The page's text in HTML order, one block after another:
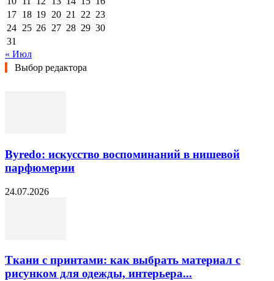
17 18 19 20 21 22 23
24 25 26 27 28 29 30
31
« Июл
Выбор редактора
Byredo: искусство воспоминаний в нишевой
парфюмерии
24.07.2026
Ткани с принтами: как выбрать материал с
рисунком для одежды, интерьера...